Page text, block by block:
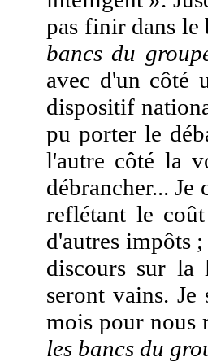
pas finir dans
bancs du
avec d'un côté
dispositif
pu porter le
l'autre côté la
débrancher...
reflétant le
d'autres impôts
discours sur la
seront vains.
mois pour nous
les bancs du